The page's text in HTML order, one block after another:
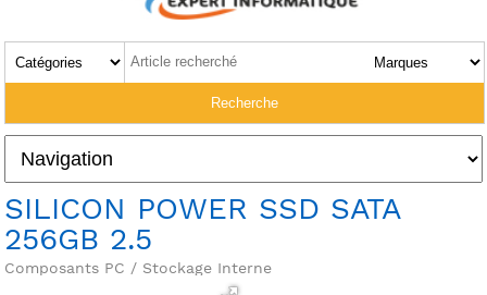
SILICON POWER SSD SATA
256GB 2.5
Composants PC / Stockage Interne